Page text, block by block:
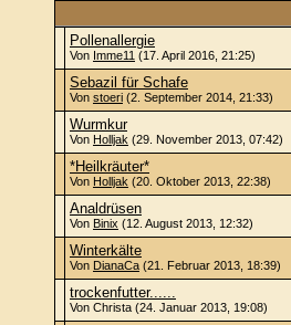
Pollenallergie
Von Imme11 (17. April 2016, 21:25)
Sebazil für Schafe
Von stoeri (2. September 2014, 21:33)
Wurmkur
Von Holljak (29. November 2013, 07:42)
*Heilkräuter*
Von Holljak (20. Oktober 2013, 22:38)
Analdrüsen
Von Binix (12. August 2013, 12:32)
Winterkälte
Von DianaCa (21. Februar 2013, 18:39)
trockenfutter......
Von Christa (24. Januar 2013, 19:08)